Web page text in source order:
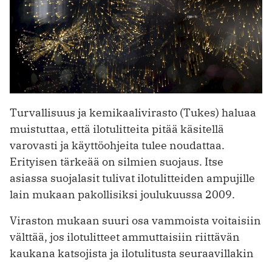
Turvallisuus ja kemikaalivirasto (Tukes) haluaa
muistuttaa, että ilotulitteita pitää käsitellä
varovasti ja käyttöohjeita tulee noudattaa.
Erityisen tärkeää on silmien suojaus. Itse
asiassa suojalasit tulivat ilotulitteiden ampujille
lain mukaan pakollisiksi joulukuussa 2009.
Viraston mukaan suuri osa vammoista voitaisiin
välttää, jos ilotulitteet ammuttaisiin riittävän
kaukana katsojista ja ilotulitusta seuraavillakin